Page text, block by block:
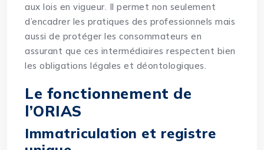
aux lois en vigueur. Il permet non seulement
d’encadrer les pratiques des professionnels mais
aussi de protéger les consommateurs en
assurant que ces intermédiaires respectent bien
les obligations légales et déontologiques.
Le fonctionnement de
l’ORIAS
Immatriculation et registre